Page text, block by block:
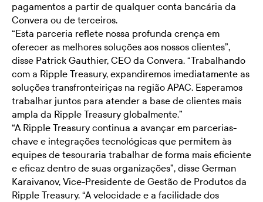
pagamentos a partir de qualquer conta bancária da
Convera ou de terceiros.
“Esta parceria reflete nossa profunda crença em
oferecer as melhores soluções aos nossos clientes”,
disse Patrick Gauthier, CEO da Convera. “Trabalhando
com a Ripple Treasury, expandiremos imediatamente as
soluções transfronteiriças na região APAC. Esperamos
trabalhar juntos para atender a base de clientes mais
ampla da Ripple Treasury globalmente.”
“A Ripple Treasury continua a avançar em parcerias-
chave e integrações tecnológicas que permitem às
equipes de tesouraria trabalhar de forma mais eficiente
e eficaz dentro de suas organizações”, disse German
Karaivanov, Vice-Presidente de Gestão de Produtos da
Ripple Treasury. “A velocidade e a facilidade dos